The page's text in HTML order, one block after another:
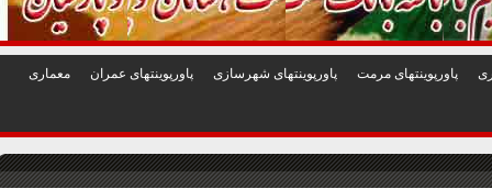
1 2 3 4 5